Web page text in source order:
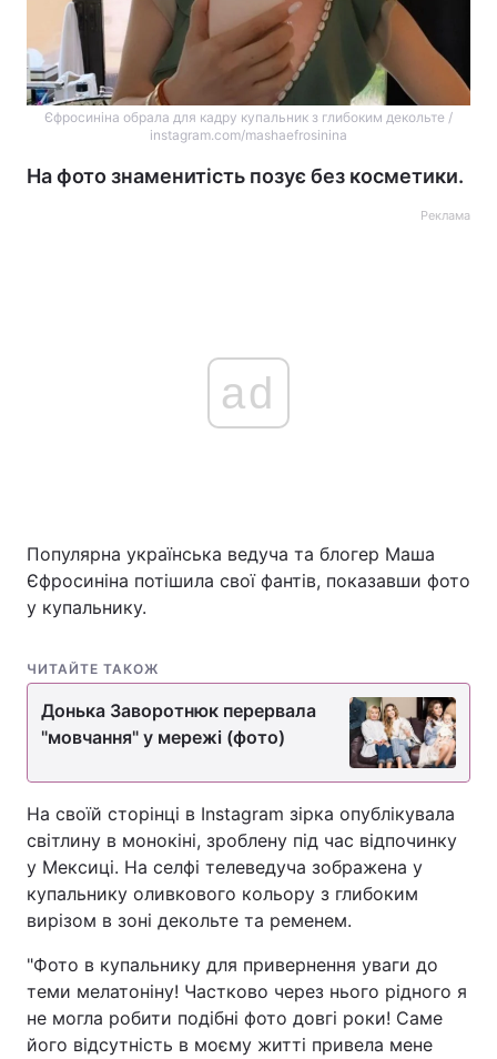
Єфросиніна обрала для кадру купальник з глибоким декольте /
instagram.com/mashaefrosinina
На фото знаменитість позує без косметики.
Реклама
ad
Популярна українська ведуча та блогер Маша
Єфросиніна потішила свої фантів, показавши фото
у купальнику.
ЧИТАЙТЕ ТАКОЖ
Донька Заворотнюк перервала
"мовчання" у мережі (фото)
На своїй сторінці в Instagram зірка опублікувала
світлину в монокіні, зроблену під час відпочинку
у Мексиці. На селфі телеведуча зображена у
купальнику оливкового кольору з глибоким
вирізом в зоні декольте та ременем.
"Фото в купальнику для привернення уваги до
теми мелатоніну! Частково через нього рідного я
не могла робити подібні фото довгі роки! Саме
його відсутність в моєму житті привела мене